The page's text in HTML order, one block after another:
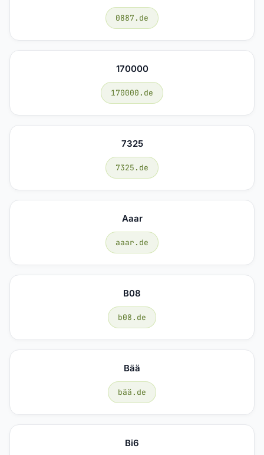
0887.de
170000
170000.de
7325
7325.de
Aaar
aaar.de
B08
b08.de
Bää
bää.de
Bi6